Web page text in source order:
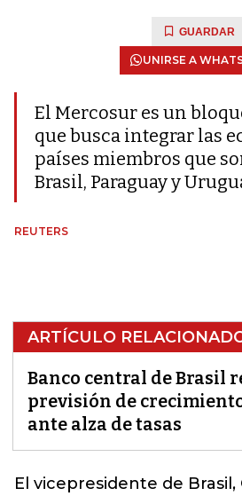
GUARDAR
UNIRSE A
El Mercosur es un
que busca integrar las
países miembros que
Brasil, Paraguay y
REUTERS
ARTÍCULO
Banco central de Brasil
previsión de
ante alza de tasas
El vicepresidente de Brasil,